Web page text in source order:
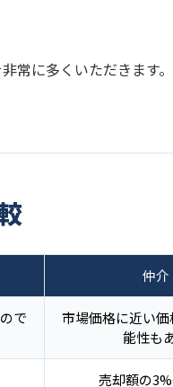
常に多くいただきます
仲介
で
市場価格に近い
能性も
売却額の